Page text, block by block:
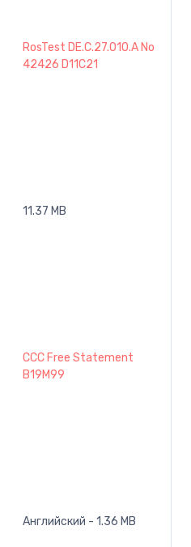
RosTest DE.C.27.010.A No
42426 D11C21
11.37 MB
CCC Free Statement
B19M99
Английский - 1.36 MB